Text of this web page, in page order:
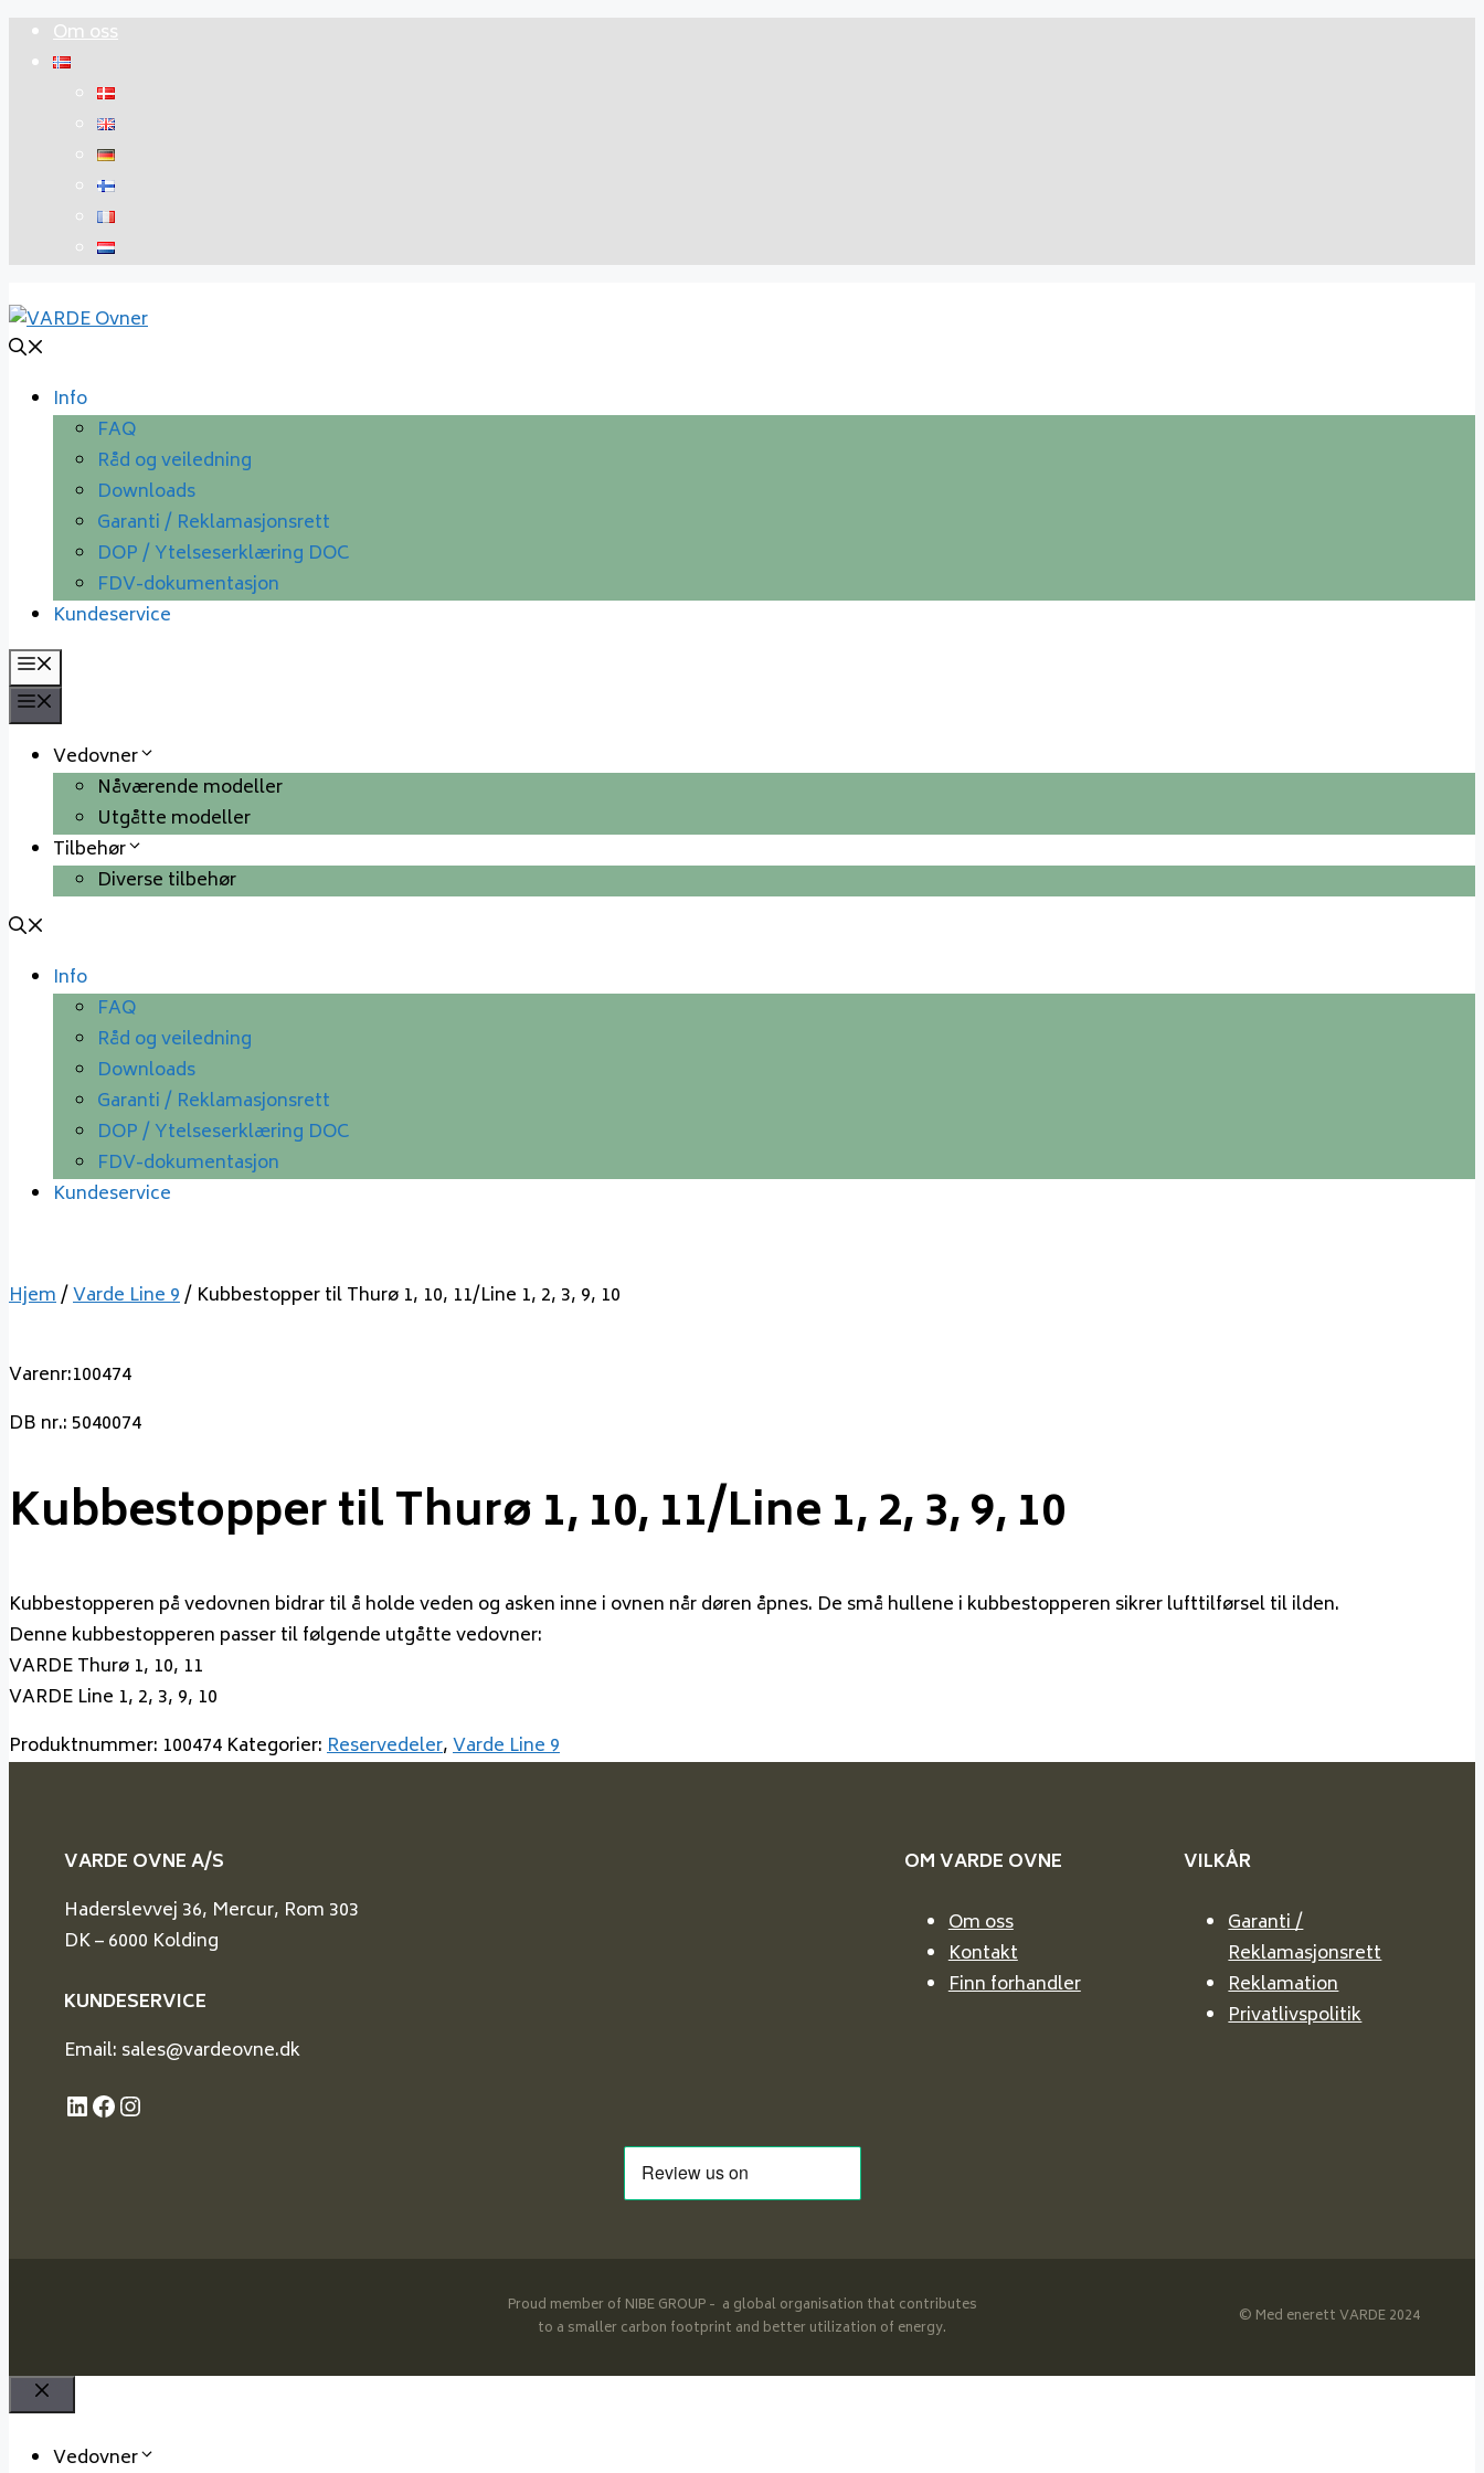
HoppOm oss
Info
FAQ
Råd og veiledning
Downloads
Garanti / Reklamasjonsrett
DOP / Ytelseserklæring DOC
FDV-dokumentasjon
Kundeservice
Vedovner
Nåværende modeller
Utgåtte modeller
Tilbehør
Diverse tilbehør
Info
FAQ
Råd og veiledning
Downloads
Garanti / Reklamasjonsrett
DOP / Ytelseserklæring DOC
FDV-dokumentasjon
Kundeservice
Hjem/Varde Line 9/ Kubbestopper til Thurø 1, 10, 11/Line 1, 2, 3, 9, 10
Varenr:100474
DB nr.: 5040074
Kubbestopper til Thurø 1, 10, 11/Line 1, 2, 3, 9, 10
Kubbestopperen på vedovnen bidrar til å holde veden og asken inne i ovnen når døren åpnes. De små hullene i kubbestopperen sikrer lufttilførsel til ilden.
Denne kubbestopperen passer til følgende utgåtte vedovner:
VARDE Thurø 1, 10, 11
VARDE Line 1, 2, 3, 9, 10
Produktnummer: 100474 Kategorier:Reservedeler,Varde Line 9
VARDE OVNE A/S
Haderslevvej 36, Mercur, Rom 303
DK – 6000 Kolding
KUNDESERVICE
Email: sales@vardeovne.dk
LinkedIn
Facebook
Instagram
OM VARDE OVNE
Om oss
Kontakt
Finn forhandler
VILKÅR
Garanti /
Reklamasjonsrett
Reklamation
Privatlivspolitik
Proud member of NIBE GROUP - a global organisation that contributes
to a smaller carbon footprint and better utilization of energy.
© Med enerett VARDE 2024
Vedovner